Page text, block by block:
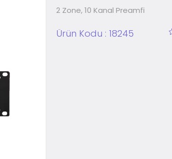
2 Zone, 10 Kanal Preamfi
Ürün Kodu : 18245